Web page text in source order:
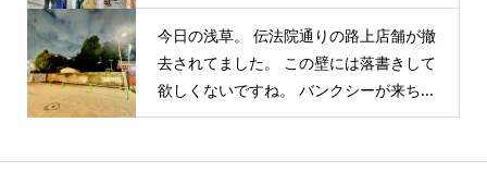
今日の浅草。 伝法院通りの路上店舗が撤
去されてました。 この壁には落書きして
欲しくないですね。 バンクシーが来ち...